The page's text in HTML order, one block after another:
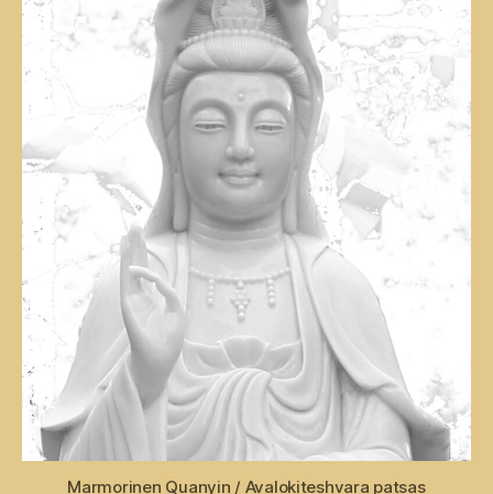
Marmorinen Quanyin / Avalokiteshvara patsas